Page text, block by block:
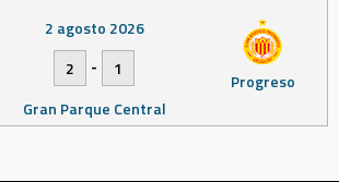
Progreso
2 agosto 2026
2
-
1
Gran Parque Central